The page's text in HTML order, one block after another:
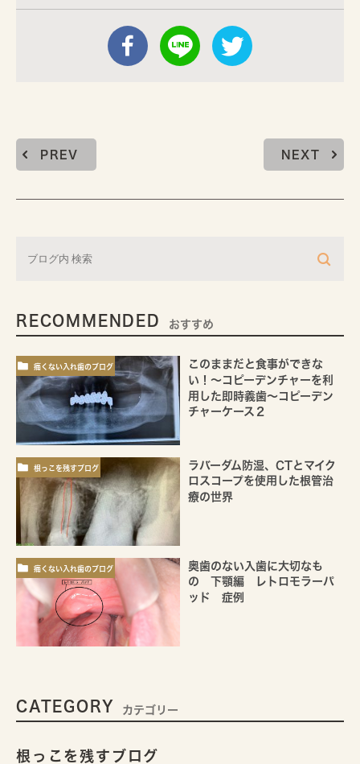
PREV NEXT
RECOMMENDED おすすめ
痛くない入れ歯のブログ
このままだと食事ができな
い！～コピーデンチャーを利
用した即時義歯～コピーデン
チャーケース２
根っこを残すブログ
ラバーダム防湿、CTとマイク
ロスコープを使用した根管治
療の世界
痛くない入れ歯のブログ
奥歯のない入歯に大切なも
の 下顎編 レトロモラーパ
ッド 症例
CATEGORY カテゴリー
根っこを残すブログ